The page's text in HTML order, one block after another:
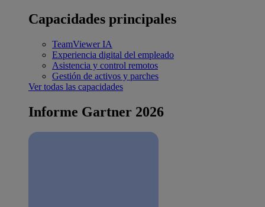
Capacidades principales
TeamViewer IA
Experiencia digital del empleado
Asistencia y control remotos
Gestión de activos y parches
Ver todas las capacidades
Informe Gartner 2026